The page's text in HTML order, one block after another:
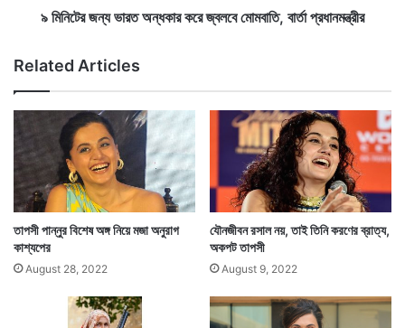
Tags
ন
শি
ক্ষা
ন্ত্রী
কা
র
ক
জ্ব
ল
বে
মো
ম
বা
তি
৯ মিনিটের জন্য ভারত অন্ধকার করে জ্বলবে মোমবাতি, বার্তা প্রধানমন্ত্রীর
Related Articles
তাপসী পান্নুর বিশেষ অঙ্গ নিয়ে মজা অনুরাগ
কাশ্যপের
August 28, 2022
যৌনজীবন রসাল নয়, তাই তিনি করণের ব্রাত্য,
অকপট তাপসী
August 9, 2022